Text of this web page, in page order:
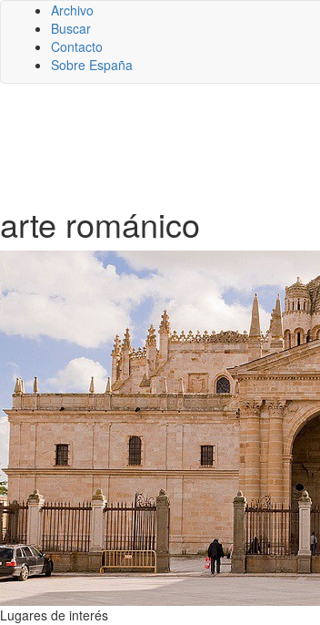
Archivo
Buscar
Contacto
Sobre España
arte románico
Lugares de interés